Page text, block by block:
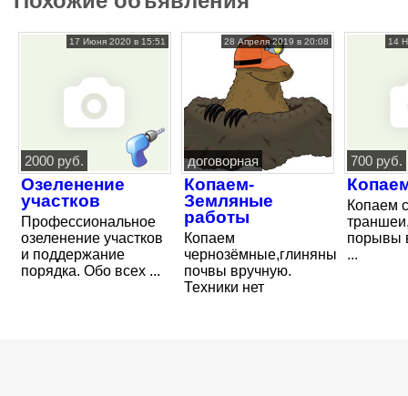
17 Июня 2020 в 15:51
2000 руб.
Озеленение
участков
Профессиональное
озеленение участков
и поддержание
порядка. Обо всех ...
28 Апреля 2019 в 20:08
договорная
Копаем-
Земляные
работы
Копаем
почвы вручную.
Техники нет
14
700 руб.
Копаем
порывы
...